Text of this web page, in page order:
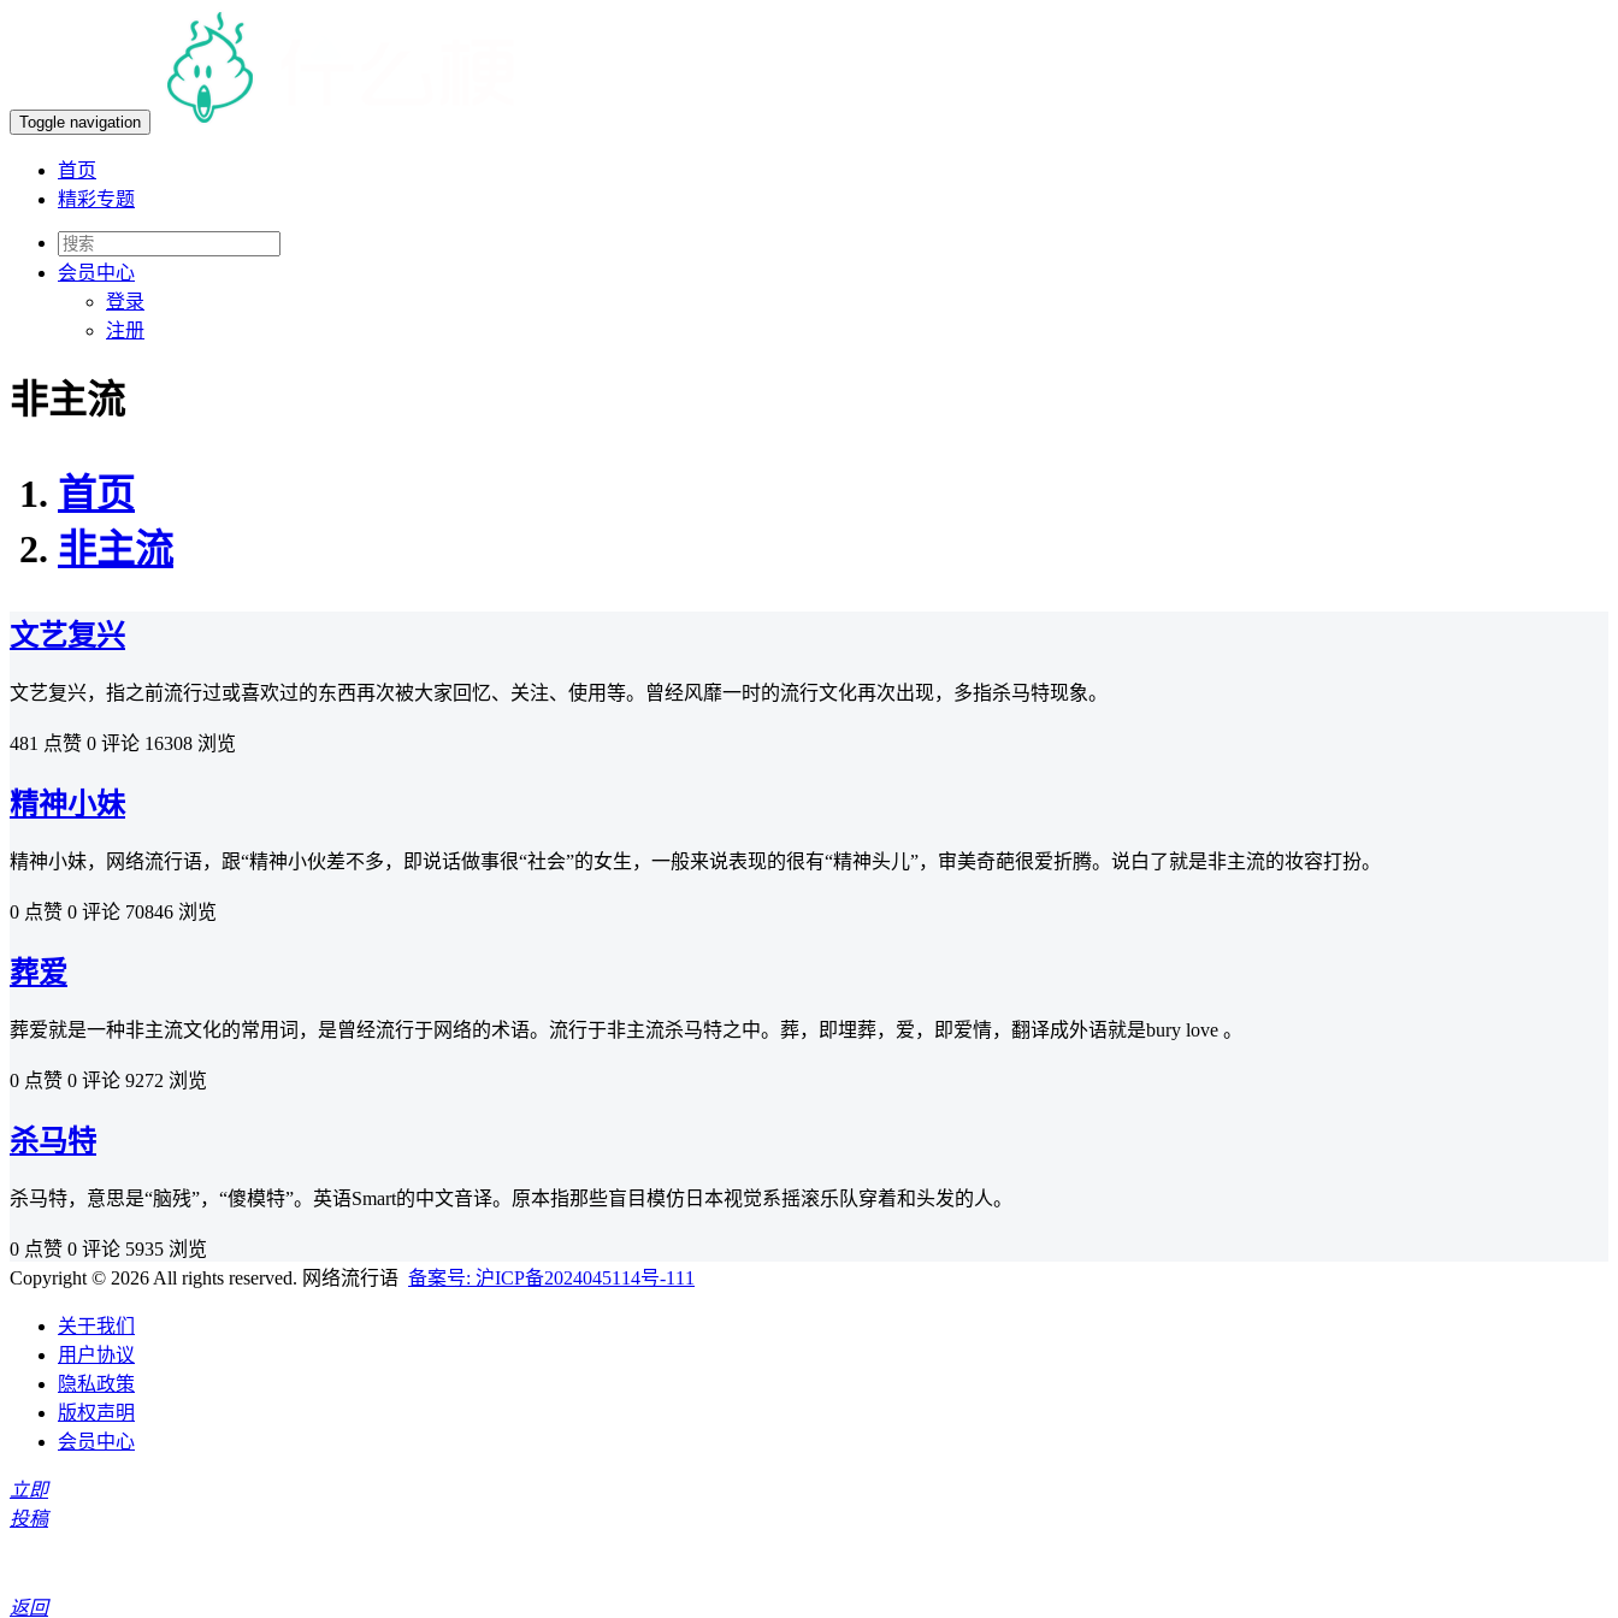
Toggle navigation
首页
精彩专题
会员中心
登录
注册
非主流
首页
非主流
文艺复兴
文艺复兴，指之前流行过或喜欢过的东西再次被大家回忆、关注、使用等。曾经风靡一时的流行文化再次出现，多指杀马特现象。
481 点赞 0 评论 16308 浏览
精神小妹
精神小妹，网络流行语，跟“精神小伙差不多，即说话做事很“社会”的女生，一般来说表现的很有“精神头儿”，审美奇葩很爱折腾。说白了就是非主流的妆容打扮。
0 点赞 0 评论 70846 浏览
葬爱
葬爱就是一种非主流文化的常用词，是曾经流行于网络的术语。流行于非主流杀马特之中。葬，即埋葬，爱，即爱情，翻译成外语就是bury love 。
0 点赞 0 评论 9272 浏览
杀马特
杀马特，意思是“脑残”，“傻模特”。英语Smart的中文音译。原本指那些盲目模仿日本视觉系摇滚乐队穿着和头发的人。
0 点赞 0 评论 5935 浏览
Copyright © 2026 All rights reserved. 网络流行语 备案号: 沪ICP备2024045114号-111
关于我们
用户协议
隐私政策
版权声明
会员中心
立即
投稿
返回